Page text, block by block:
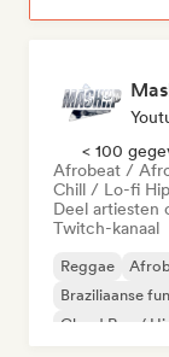
< 100
Afrobeat /
Chill / Lo-fi
Deel artiesten
Twitch-kanaal
Reggae
Braziliaanse
Cloud Rap /